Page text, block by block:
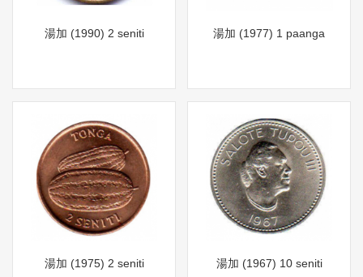
湯加 (1990) 2 seniti 湯加 (1977) 1 paanga
湯加 (1975) 2 seniti 湯加 (1967) 10 seniti